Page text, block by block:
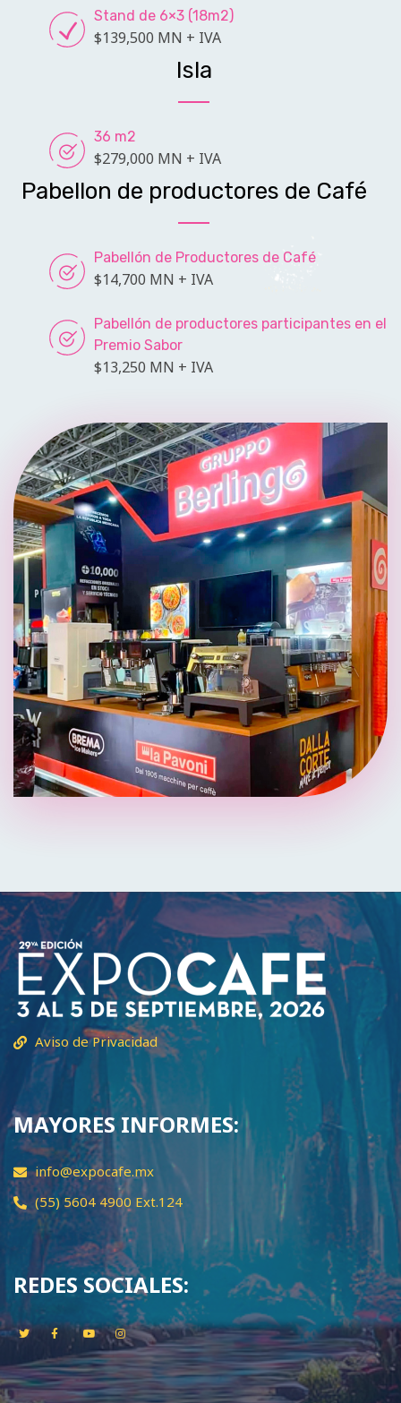
Stand de 6×3 (18m2)
$139,500 MN + IVA
Isla
36 m2
$279,000 MN + IVA
Pabellon de productores de Café
Pabellón de Productores de Café
$14,700 MN + IVA
Pabellón de productores participantes en el
Premio Sabor
$13,250 MN + IVA
Aviso de Privacidad
MAYORES INFORMES:
info@expocafe.mx
(55) 5604 4900 Ext.124
REDES SOCIALES: